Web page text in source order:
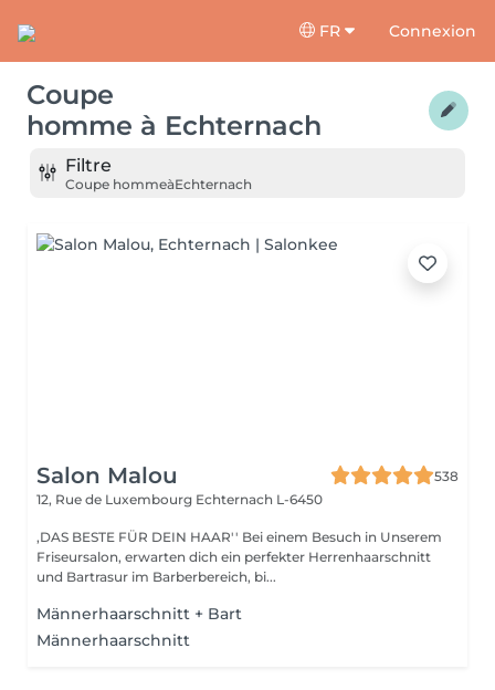
FR Connexion
Coupe
homme à Echternach
Filtre
Coupe hommeàEchternach
Salon Malou
538
12, Rue de Luxembourg Echternach L-6450
,DAS BESTE FÜR DEIN HAAR'' Bei einem Besuch in Unserem
Friseursalon, erwarten dich ein perfekter Herrenhaarschnitt
und Bartrasur im Barberbereich, bi...
Männerhaarschnitt + Bart
Männerhaarschnitt